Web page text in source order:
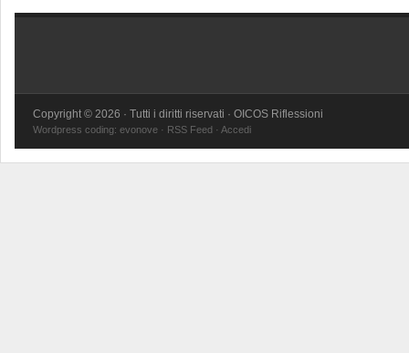
Copyright © 2026 · Tutti i diritti riservati · OICOS Riflessioni
Wordpress coding: evonove · RSS Feed · Accedi